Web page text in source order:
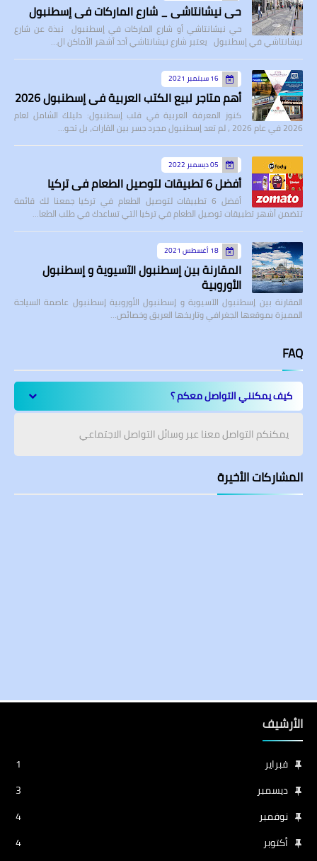
حي نيشانتاشي _ شارع الماركات في إسطنبول
حي نيشانتاشي أو شارع الماركات في إسطنبول نبذة عن شارع
نيشانتاشي في إسطنبول يعتبر شارع نيشانتاشي أحد أشهر الأماكن ال…
16 سبتمبر 2021
أهم متاجر لبيع الكتب العربية في إسطنبول 2026
كنوز المعرفة العربية في قلب إسطنبول: دليلك الشامل لعام
2026 في عام 2026 ، لم تعد إسطنبول مجرد جسر بين القارات، بل تحو…
05 ديسمبر 2022
أفضل 6 تطبيقات لتوصيل الطعام في تركيا
أفضل 6 تطبيقات لتوصيل الطعام في تركيا جمعنا لك قائمة
تتضمن أشهر تطبيقات توصيل الطعام في تركيا التي تساعدك في طلب الطعا…
18 أغسطس 2021
المقارنة بين إسطنبول الآسيوية و إسطنبول
الأوروبية
المقارنة بين إسطنبول الآسيوية و إسطنبول الأوروبية إسطنبول عاصمة السياحة
المميزة بموقعها الجغرافي وتاريخها العريق وخصائص…
FAQ
كيف يمكنني التواصل معكم ؟
يمكنكم التواصل معنا عبر وسائل التواصل الاجتماعي
المشاركات الأخيرة
الأرشيف
فبراير
1
ديسمبر
3
نوفمبر
4
أكتوبر
4